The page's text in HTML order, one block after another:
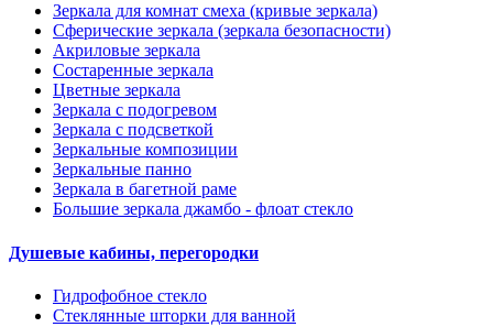
Зеркала для комнат смеха (кривые зеркала)
Сферические зеркала (зеркала безопасности)
Акриловые зеркала
Состаренные зеркала
Цветные зеркала
Зеркала с подогревом
Зеркала с подсветкой
Зеркальные композиции
Зеркальные панно
Зеркала в багетной раме
Большие зеркала джамбо - флоат стекло
Душевые кабины, перегородки
Гидрофобное стекло
Стеклянные шторки для ванной